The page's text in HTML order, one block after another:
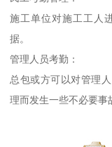
施工单位对施工工人
据。
管理人员考勤：
总包或方可以对管理
理而发生一些不必要事